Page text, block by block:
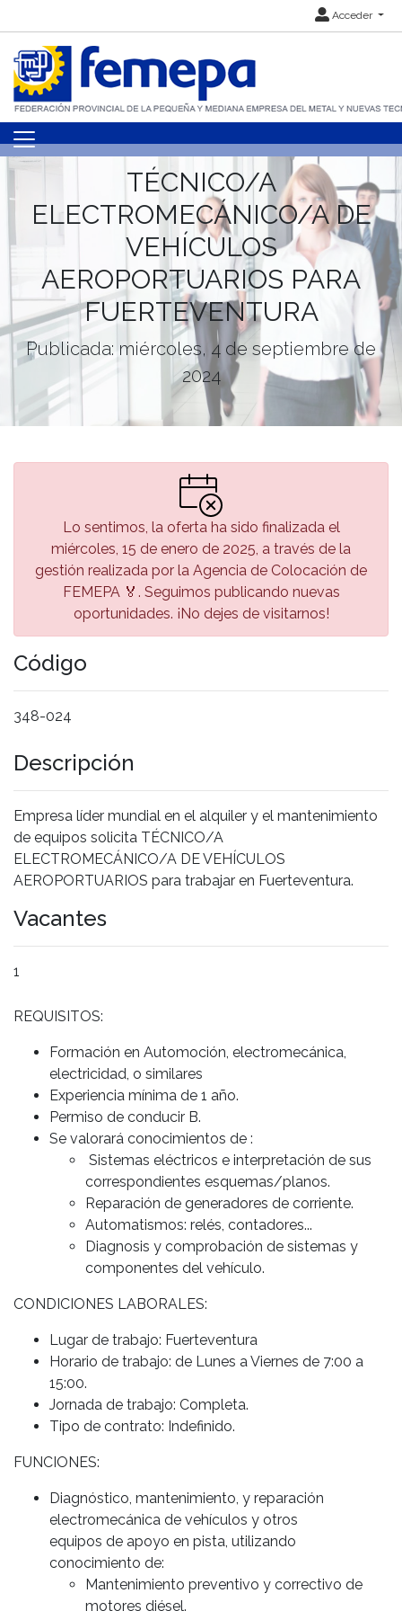
Acceder
TÉCNICO/A
ELECTROMECÁNICO/A DE
VEHÍCULOS
AEROPORTUARIOS PARA
FUERTEVENTURA
Publicada: miércoles, 4 de septiembre de
2024
Lo sentimos, la oferta ha sido finalizada el
miércoles, 15 de enero de 2025, a través de la
gestión realizada por la Agencia de Colocación de
FEMEPA 🏅. Seguimos publicando nuevas
oportunidades. ¡No dejes de visitarnos!
Código
348-024
Descripción
Empresa líder mundial en el alquiler y el mantenimiento
de equipos solicita TÉCNICO/A
ELECTROMECÁNICO/A DE VEHÍCULOS
AEROPORTUARIOS para trabajar en Fuerteventura.
Vacantes
1
REQUISITOS:
Formación en Automoción, electromecánica,
electricidad, o similares
Experiencia mínima de 1 año.
Permiso de conducir B.
Se valorará conocimientos de :
Sistemas eléctricos e interpretación de sus
correspondientes esquemas/planos.
Reparación de generadores de corriente.
Automatismos: relés, contadores...
Diagnosis y comprobación de sistemas y
componentes del vehículo.
CONDICIONES LABORALES:
Lugar de trabajo: Fuerteventura
Horario de trabajo: de Lunes a Viernes de 7:00 a
15:00.
Jornada de trabajo: Completa.
Tipo de contrato: Indefinido.
FUNCIONES:
Diagnóstico, mantenimiento, y reparación
electromecánica de vehículos y otros
equipos de apoyo en pista, utilizando
conocimiento de:
Mantenimiento preventivo y correctivo de
motores diésel.